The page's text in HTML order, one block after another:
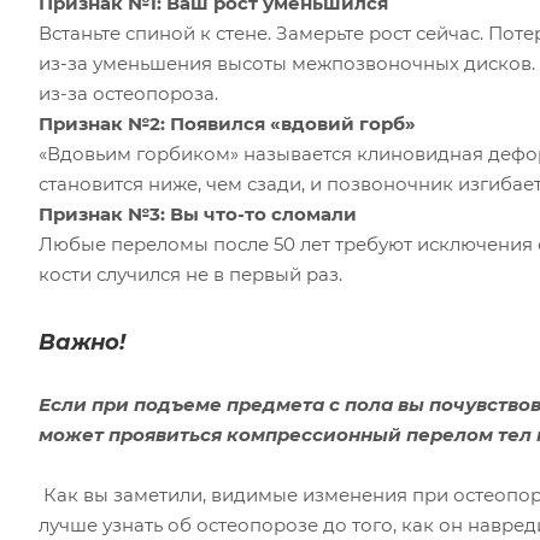
Встаньте спиной к стене. Замерьте рост сейчас.
из-за уменьшения высоты межпозвоночных дисков.
из-за остеопороза.
Признак №2: Появился «вдовий горб»
«Вдовьим горбиком» называется клиновидная
становится ниже, чем сзади, и позвоночник
Признак №3: Вы что-то сломали
Любые переломы после 50 лет требуют исключения
кости случился не в первый раз.
Важно!
Если при подъеме предмета с пола вы
может проявиться компрессионный перелом тел
Как вы заметили, видимые изменения при
лучше узнать об остеопорозе до того, как он